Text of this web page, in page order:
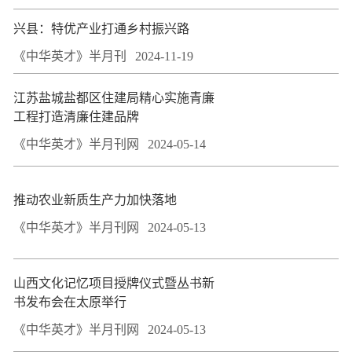
兴县：特优产业打通乡村振兴路
《中华英才》半月刊 2024-11-19
江苏盐城盐都区住建局精心实施青廉
工程打造清廉住建品牌
《中华英才》半月刊网 2024-05-14
推动农业新质生产力加快落地
《中华英才》半月刊网 2024-05-13
山西文化记忆项目授牌仪式暨丛书新
书发布会在太原举行
《中华英才》半月刊网 2024-05-13